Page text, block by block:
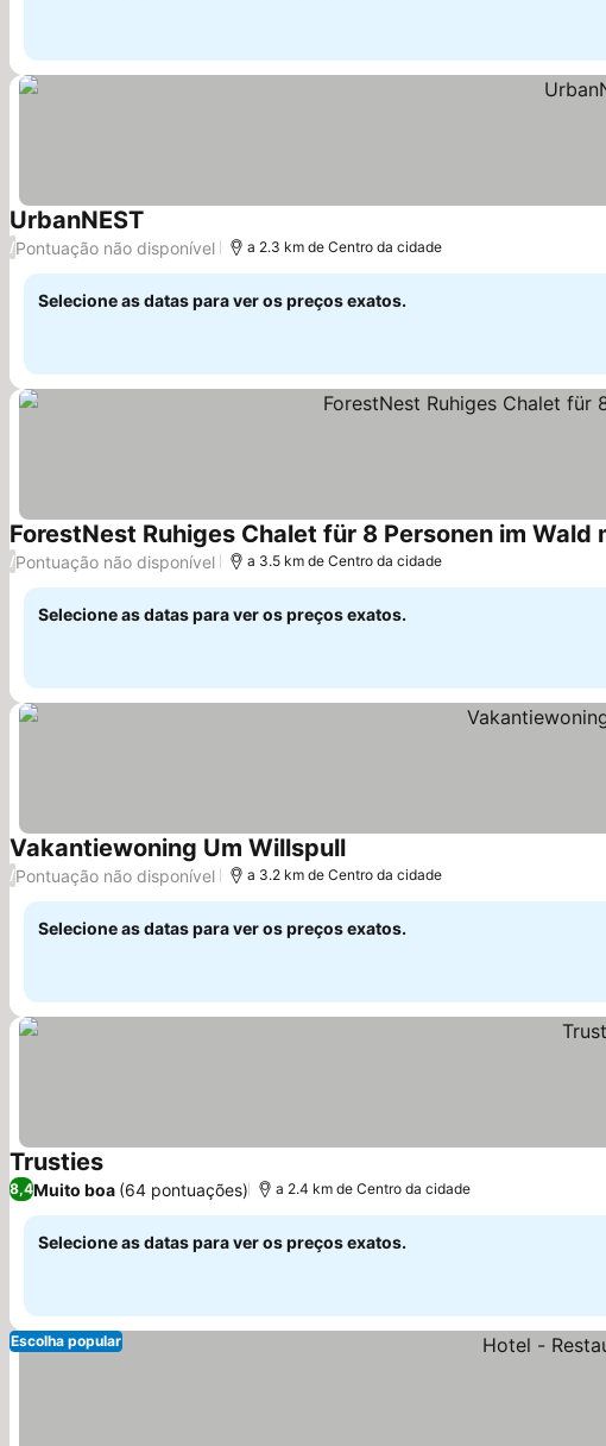
UrbanNEST Ver preços
/Pontuação não disponível a 2.3 km de Centro da cidade
Selecione as datas para ver os preços exatos.
ForestNest Ruhiges Chalet für 8 Personen im Wald
/Pontuação não disponível a 3.5 km de Centro da cidade
Selecione as datas para ver os preços exatos.
Vakantiewoning Um WillspullVer preços
/Pontuação não disponível a 3.2 km de Centro da cidade
Selecione as datas para ver os preços exatos.
TrustiesVer preços
8,4Muito boa (64 pontuações) a 2.4 km de Centro da cidade
Selecione as datas para ver os preços exatos.
Escolha popular